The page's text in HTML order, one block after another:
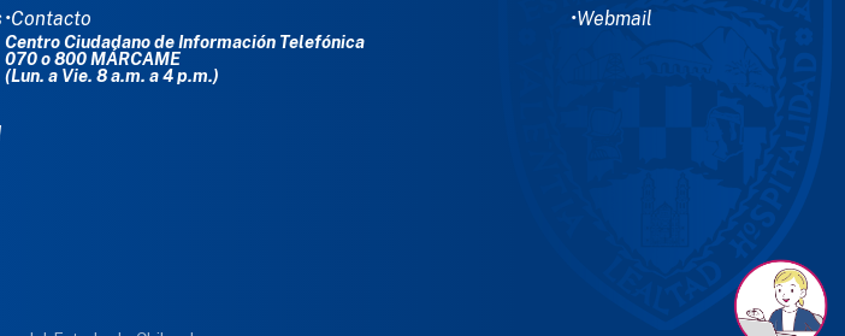
•Contacto
Centro Ciudadano de Información Telefónica
070 o 800 MÁRCAME
(Lun. a Vie. 8 a.m. a 4 p.m.)
•Webmail